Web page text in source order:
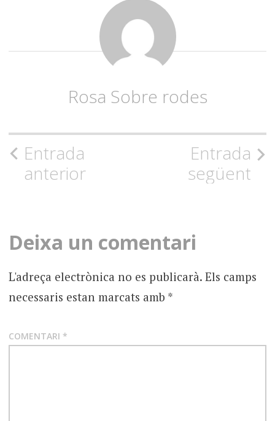
Rosa Sobre rodes
Navegació
per
Entrada
anterior
Entrada
següent
Deixa un comentari
L'adreça electrònica no es publicarà. Els camps
necessaris estan marcats amb *
COMENTARI *